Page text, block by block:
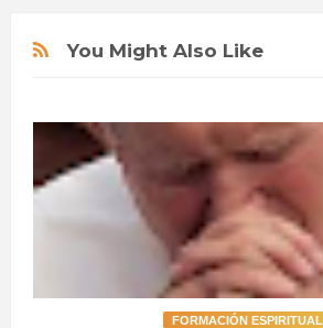
You Might Also Like
FORMACIÓN ESPIRITUAL